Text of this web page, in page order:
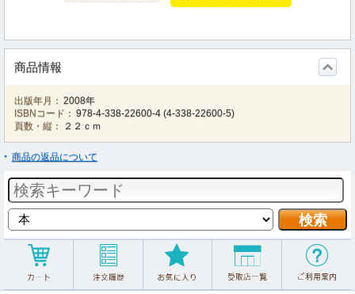
商品情報
出版年月： 2008年
ISBNコード： 978-4-338-22600-4 (4-338-22600-5)
頁数・縦：
２２ｃｍ
商品の返品について